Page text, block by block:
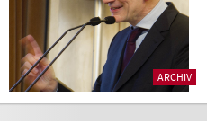
ARCHIV